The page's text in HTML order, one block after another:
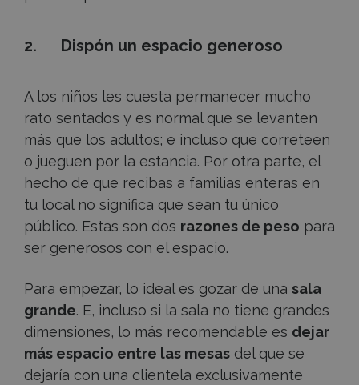
2. Dispón un espacio generoso
A los niños les cuesta permanecer mucho
rato sentados y es normal que se levanten
más que los adultos; e incluso que correteen
o jueguen por la estancia. Por otra parte, el
hecho de que recibas a familias enteras en
tu local no significa que sean tu único
público. Estas son dos razones de peso para
ser generosos con el espacio.
Para empezar, lo ideal es gozar de una sala
grande. E, incluso si la sala no tiene grandes
dimensiones, lo más recomendable es dejar
más espacio entre las mesas del que se
dejaría con una clientela exclusivamente